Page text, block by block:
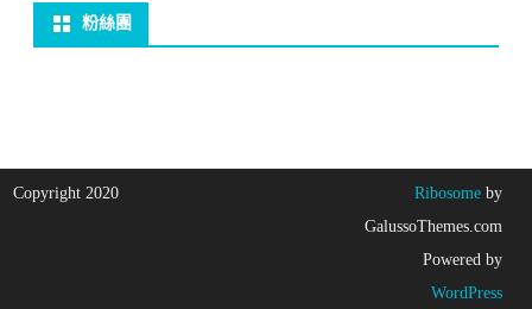
粉絲團
Copyright 2020 Ribosomeby
GalussoThemes.com
Powered by
WordPress